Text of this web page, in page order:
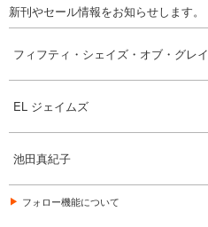
新刊やセール情報をお知らせします。
フィフティ・シェイズ・オブ・グレイ
EL ジェイムズ
池田真紀子
フォロー機能について